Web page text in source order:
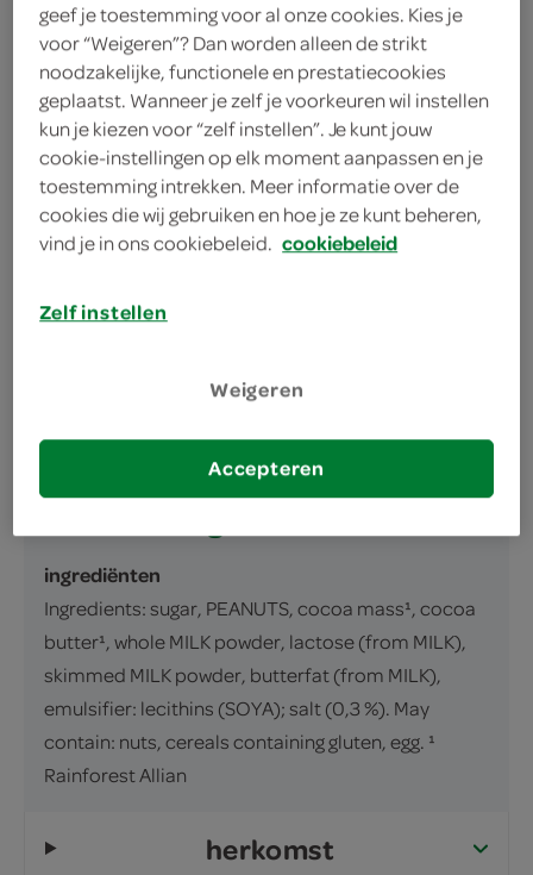
Let op: aanbiedingen zijn niet zichtbaar bij de
producten, maar worden wél automatisch
verwerkt in de winkelmand.
100 Gram
ingrediënten
Ingredients: sugar, PEANUTS, cocoa mass¹, cocoa
butter¹, whole MILK powder, lactose (from MILK),
skimmed MILK powder, butterfat (from MILK),
emulsifier: lecithins (SOYA); salt (0,3 %). May
contain: nuts, cereals containing gluten, egg. ¹
Rainforest Allian
herkomst
geef je toestemming voor al onze cookies. Kies je
voor “Weigeren”? Dan worden alleen de strikt
noodzakelijke, functionele en prestatiecookies
geplaatst. Wanneer je zelf je voorkeuren wil instellen
kun je kiezen voor “zelf instellen”. Je kunt jouw
cookie-instellingen op elk moment aanpassen en je
toestemming intrekken. Meer informatie over de
cookies die wij gebruiken en hoe je ze kunt beheren,
vind je in ons cookiebeleid. cookiebeleid
Zelf instellen
Weigeren
Accepteren